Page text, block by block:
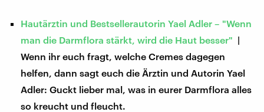
Hautärztin und Bestsellerautorin Yael Adler – "Wenn
man die Darmflora stärkt, wird die Haut besser" |
Wenn ihr euch fragt, welche Cremes dagegen
helfen, dann sagt euch die Ärztin und Autorin Yael
Adler: Guckt lieber mal, was in eurer Darmflora alles
so kreucht und fleucht.